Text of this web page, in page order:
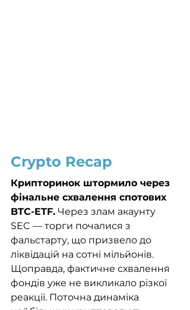
Crypto Recap
Крипторинок штормило через
фінальне схвалення спотових
BTC-ETF. Через злам акаунту
SEC — торги почалися з
фальстарту, що призвело до
ліквідацій на сотні мільйонів.
Щоправда, фактичне схвалення
фондів уже не викликало різкої
реакції. Поточна динаміка